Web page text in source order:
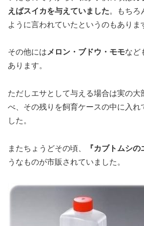
えばスイカを与えていました。もちろ
ように言われていたというのもありま
その他には メロン・ブドウ・モモなど
あります。
ただしエサとして与える場合は実の大
べ、その残りを飼育ケースの中に入れ
した。
またちょうどその頃、 『カブトムシの
うなものが市販されていました。